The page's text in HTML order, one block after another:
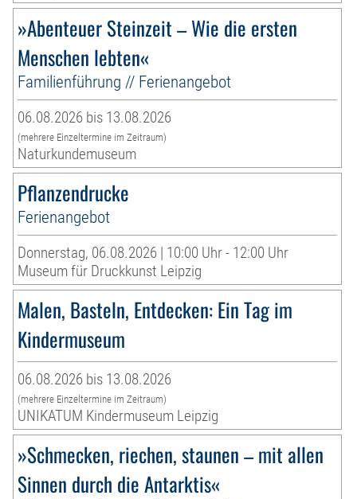
»Abenteuer Steinzeit – Wie die ersten
Menschen lebten«
Familienführung // Ferienangebot
06.08.2026 bis 13.08.2026
(mehrere Einzeltermine im Zeitraum)
Naturkundemuseum
Pflanzendrucke
Ferienangebot
Donnerstag, 06.08.2026 | 10:00 Uhr - 12:00 Uhr
Museum für Druckkunst Leipzig
Malen, Basteln, Entdecken: Ein Tag im
Kindermuseum
06.08.2026 bis 13.08.2026
(mehrere Einzeltermine im Zeitraum)
UNIKATUM Kindermuseum Leipzig
»Schmecken, riechen, staunen – mit allen
Sinnen durch die Antarktis«